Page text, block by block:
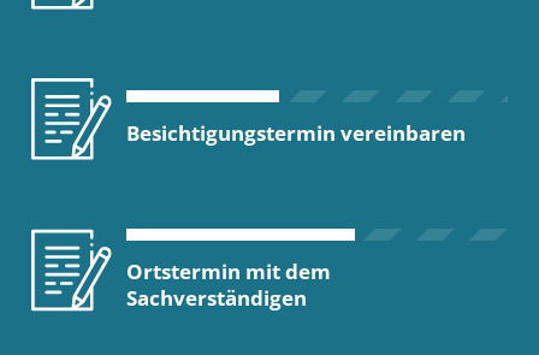
Besichtigungstermin vereinbaren
Ortstermin mit dem
Sachverständigen